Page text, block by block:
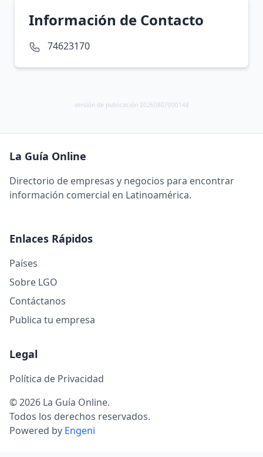
Información de Contacto
74623170
versión de publicación 20260807000148
La Guía Online
Directorio de empresas y negocios para encontrar
información comercial en Latinoamérica.
Enlaces Rápidos
Países
Sobre LGO
Contáctanos
Publica tu empresa
Legal
Política de Privacidad
© 2026 La Guía Online.
Todos los derechos reservados.
Powered by Engeni